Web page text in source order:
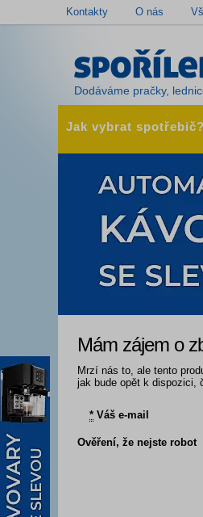
Kontakty O nás
Dodáváme pračky,
Jak vybrat spotřebič?
Mám zájem o
Mrzí nás to, ale tento
jak bude opět k dispozici,
* Váš e-mail
Ověření, že nejste robot